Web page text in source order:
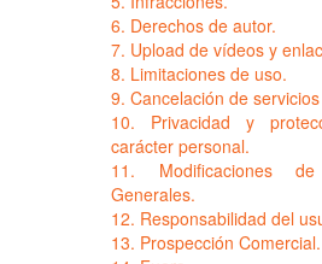
6. Derechos de autor.
7. Upload de vídeos y
8. Limitaciones de uso.
9. Cancelación de
10. Privacidad y
carácter personal.
11. Modificaciones
Generales.
12. Responsabilidad del
13. Prospección Comercial.